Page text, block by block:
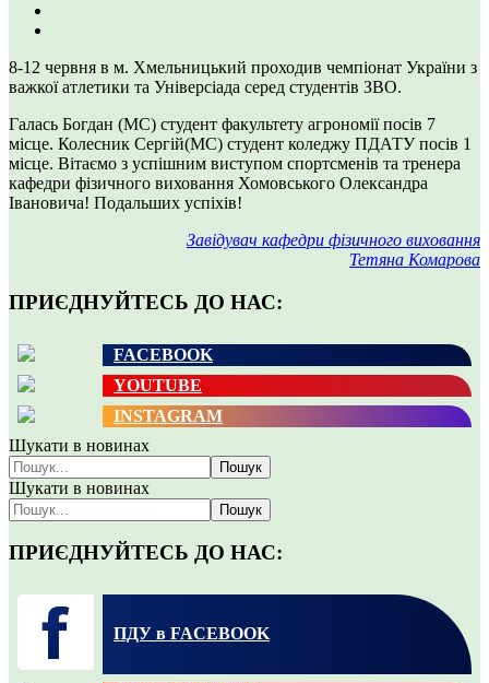
8-12 червня в м. Хмельницький проходив чемпіонат України з
важкої атлетики та Універсіада серед студентів ЗВО.
Галась Богдан (МС) студент факультету агрономії посів 7
місце. Колесник Сергій(МС) студент коледжу ПДАТУ посів 1
місце. Вітаємо з успішним виступом спортсменів та тренера
кафедри фізичного виховання Хомовського Олександра
Івановича! Подальших успіхів!
Завідувач кафедри фізичного виховання
Тетяна Комарова
ПРИЄДНУЙТЕСЬ ДО НАС:
FACEBOOK
YOUTUBE
INSTAGRAM
Шукати в новинах
Пошук
Шукати в новинах
Пошук
ПРИЄДНУЙТЕСЬ ДО НАС:
ПДУ в FACEBOOK